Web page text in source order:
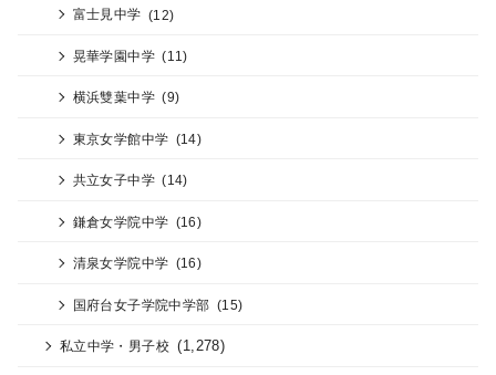
富士見中学 (12)
晃華学園中学 (11)
横浜雙葉中学 (9)
東京女学館中学 (14)
共立女子中学 (14)
鎌倉女学院中学 (16)
清泉女学院中学 (16)
国府台女子学院中学部 (15)
私立中学・男子校 (1,278)